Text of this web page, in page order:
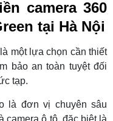
camera 360
tại Hà Nội
một lựa chọn cần thiết
bảo an toàn tuyệt đối
tạp.
là đơn vị chuyên sâu
camera ô tô, đặc biệt là